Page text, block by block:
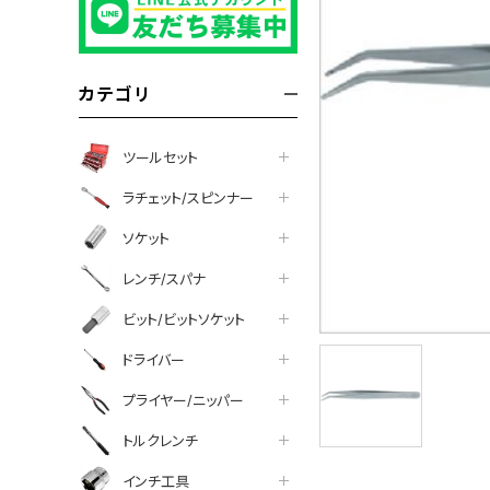
カテゴリ
ツールセット
ラチェット/スピンナー
ソケット
レンチ/スパナ
ビット/ビットソケット
ドライバー
プライヤー/ニッパー
トルクレンチ
インチ工具